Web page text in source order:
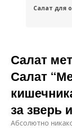
Салат для
Салат для
Салат из
Салат
Салат
за зверь
Абсолютно